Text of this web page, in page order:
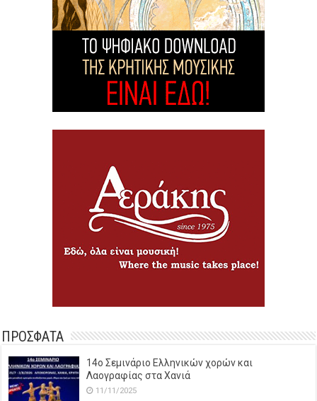
ΠΡΟΣΦΑΤΑ
14o Σεμινάριο Ελληνικών χορών και
Λαογραφίας στα Χανιά
11/11/2025